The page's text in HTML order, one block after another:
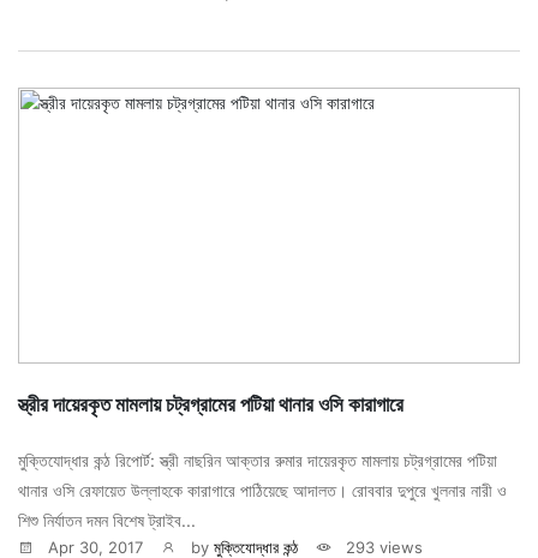
স্ত্রীর দায়েরকৃত মামলায় চট্রগ্রামের পটিয়া থানার ওসি কারাগারে
মুক্তিযোদ্ধার কন্ঠ রিপোর্ট: স্ত্রী নাছরিন আক্তার রুমার দায়েরকৃত মামলায় চট্রগ্রামের পটিয়া
থানার ওসি রেফায়েত উল্লাহকে কারাগারে পাঠিয়েছে আদালত। রোববার দুপুরে খুলনার নারী ও
শিশু নির্যাতন দমন বিশেষ ট্রাইব...
Apr 30, 2017 by মুক্তিযোদ্ধার কন্ঠ 293 views